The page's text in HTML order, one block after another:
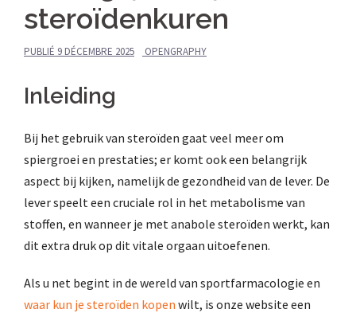
steroïdenkuren
PUBLIÉ 9 DÉCEMBRE 2025 OPENGRAPHY
Inleiding
Bij het gebruik van steroïden gaat veel meer om
spiergroei en prestaties; er komt ook een belangrijk
aspect bij kijken, namelijk de gezondheid van de lever. De
lever speelt een cruciale rol in het metabolisme van
stoffen, en wanneer je met anabole steroïden werkt, kan
dit extra druk op dit vitale orgaan uitoefenen.
Als u net begint in de wereld van sportfarmacologie en
waar kun je steroïden kopen wilt, is onze website een